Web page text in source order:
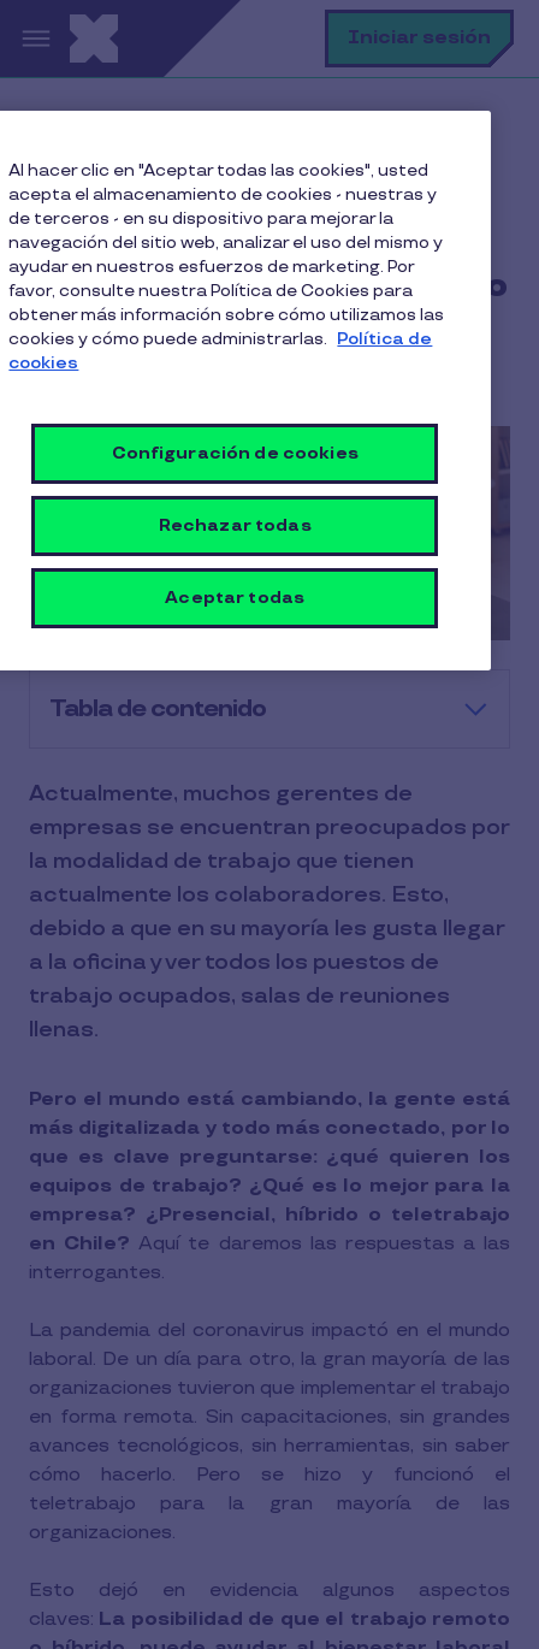
Pasar al contenido principal Iniciar sesión
Teletrabajo en Chile: cómo implementarlo con éxito
Teletrabajo en Chile: cómo
implementarlo con éxito
Tabla de contenido
Actualmente, muchos gerentes de
empresas se encuentran preocupados por
la modalidad de trabajo que tienen
actualmente los colaboradores. Esto,
debido a que en su mayoría les gusta llegar
a la oficina y ver todos los puestos de
trabajo ocupados, salas de reuniones
llenas.
Pero el mundo está cambiando, la gente está
más digitalizada y todo más conectado, por lo
que es clave preguntarse: ¿qué quieren los
equipos de trabajo? ¿Qué es lo mejor para la
empresa? ¿Presencial, híbrido o teletrabajo
en Chile? Aquí te daremos las respuestas a las
interrogantes.
La pandemia del coronavirus impactó en el mundo
laboral. De un día para otro, la gran mayoría de las
organizaciones tuvieron que implementar el trabajo
en forma remota. Sin capacitaciones, sin grandes
avances tecnológicos, sin herramientas, sin saber
cómo hacerlo. Pero se hizo y funcionó el
teletrabajo para la gran mayoría de las
organizaciones.
Esto dejó en evidencia algunos aspectos
claves: La posibilidad de que el trabajo remoto
Al hacer clic en "Aceptar todas las cookies", usted
acepta el almacenamiento de cookies - nuestras y
de terceros - en su dispositivo para mejorar la
navegación del sitio web, analizar el uso del mismo y
ayudar en nuestros esfuerzos de marketing. Por
favor, consulte nuestra Política de Cookies para
obtener más información sobre cómo utilizamos las
cookies y cómo puede administrarlas. Política de
cookies
Configuración de cookies
Rechazar todas
Aceptar todas